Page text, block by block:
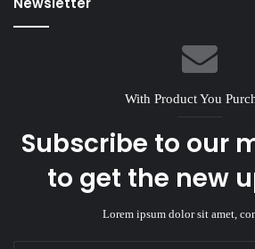
With Product You
Subscribe to our
to get the new
Lorem ipsum dolor sit amet,